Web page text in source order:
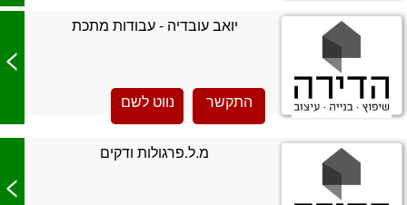
יואב עובדיה - עבודות מתכת
התקשר נווט לשם
>
מ.ל.פרגולות ודקים
>